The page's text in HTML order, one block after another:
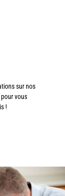
sur nos
vous
!